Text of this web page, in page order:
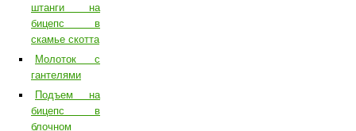
штанги на
бицепс в
скамье скотта
Молоток с
гантелями
Подъем на
бицепс в
блочном